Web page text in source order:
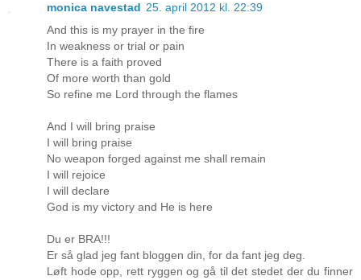
monica navestad 25. april 2012 kl. 22:39
And this is my prayer in the fire
In weakness or trial or pain
There is a faith proved
Of more worth than gold
So refine me Lord through the flames
And I will bring praise
I will bring praise
No weapon forged against me shall remain
I will rejoice
I will declare
God is my victory and He is here
Du er BRA!!!
Er så glad jeg fant bloggen din, for da fant jeg deg.
Løft hode opp, rett ryggen og gå til det stedet der du finner